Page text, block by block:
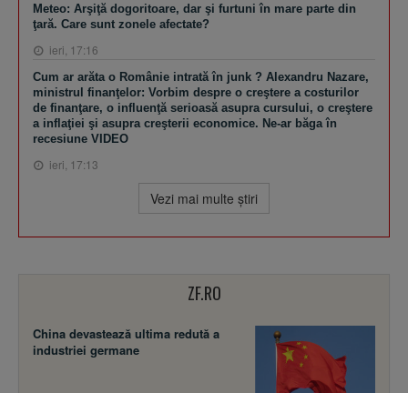
Meteo: Arşiţă dogoritoare, dar şi furtuni în mare parte din
ţară. Care sunt zonele afectate?
ieri, 17:16
Cum ar arăta o Românie intrată în junk ? Alexandru Nazare,
ministrul finanţelor: Vorbim despre o creştere a costurilor
de finanţare, o influenţă serioasă asupra cursului, o creştere
a inflaţiei şi asupra creşterii economice. Ne-ar băga în
recesiune VIDEO
ieri, 17:13
Vezi mai multe ştiri
ZF.RO
China devastează ultima redută a
industriei germane